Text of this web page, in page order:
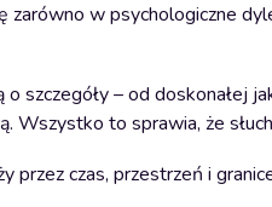
zarówno w psychologiczne
szczegóły – od doskonałej
Wszystko to sprawia, że
przez czas, przestrzeń i